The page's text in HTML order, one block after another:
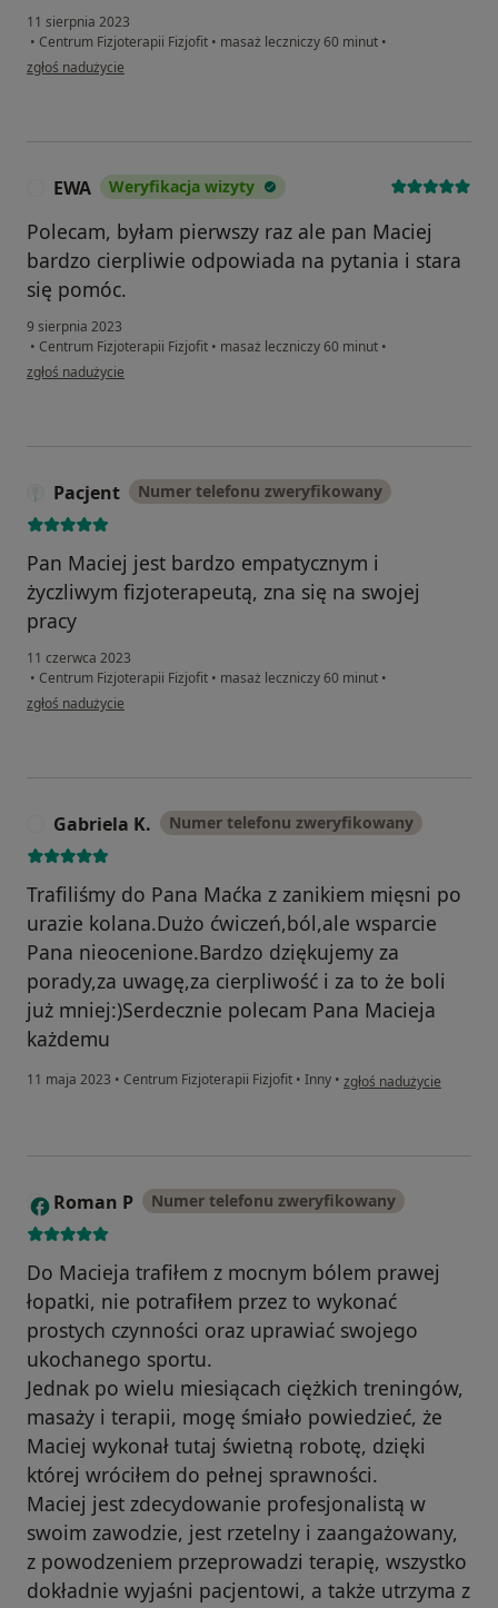
11 sierpnia 2023
• Centrum Fizjoterapii Fizjofit • masaż leczniczy 60 minut •
w opinii użytkownika Weronika
zgłoś nadużycie
EWA Weryfikacja wizyty
Polecam, byłam pierwszy raz ale pan Maciej
bardzo cierpliwie odpowiada na pytania i stara
się pomóc.
9 sierpnia 2023
• Centrum Fizjoterapii Fizjofit • masaż leczniczy 60 minut •
w opinii użytkownika EWA
zgłoś nadużycie
Pacjent Numer telefonu zweryfikowany
Pan Maciej jest bardzo empatycznym i
życzliwym fizjoterapeutą, zna się na swojej
pracy
11 czerwca 2023
• Centrum Fizjoterapii Fizjofit • masaż leczniczy 60 minut •
w opinii użytkownika Pacjent
zgłoś nadużycie
Gabriela K. Numer telefonu zweryfikowany
Trafiliśmy do Pana Maćka z zanikiem mięsni po
urazie kolana.Dużo ćwiczeń,ból,ale wsparcie
Pana nieocenione.Bardzo dziękujemy za
porady,za uwagę,za cierpliwość i za to że boli
już mniej:)Serdecznie polecam Pana Macieja
każdemu
11 maja 2023 • Centrum Fizjoterapii Fizjofit • Inny • w opinii użytkownika
zgłoś nadużycie
R Roman P Numer telefonu zweryfikowany
Do Macieja trafiłem z mocnym bólem prawej
łopatki, nie potrafiłem przez to wykonać
prostych czynności oraz uprawiać swojego
ukochanego sportu.
Jednak po wielu miesiącach ciężkich treningów,
masaży i terapii, mogę śmiało powiedzieć, że
Maciej wykonał tutaj świetną robotę, dzięki
której wróciłem do pełnej sprawności.
Maciej jest zdecydowanie profesjonalistą w
swoim zawodzie, jest rzetelny i zaangażowany,
z powodzeniem przeprowadzi terapię, wszystko
dokładnie wyjaśni pacjentowi, a także utrzyma z